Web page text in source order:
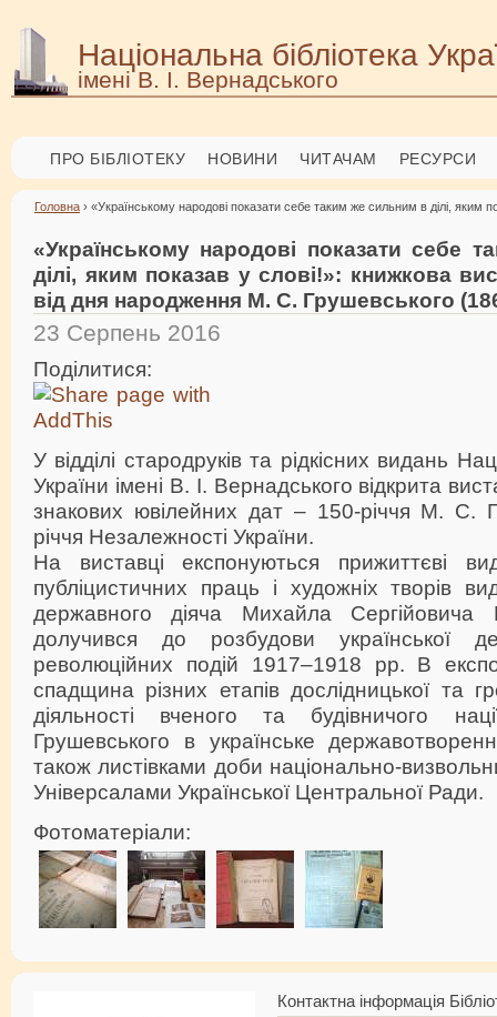
Національна бібліотека
імені В. І. Вернадського
ПРО БІБЛІОТЕКУ НОВИНИ ЧИТАЧАМ РЕСУРСИ
Головна › «Українському народові показати себе таким же сильним в ділі,
«Українському народові показати себе
ділі, яким показав у слові!»: книжкова
від дня народження М. С. Грушевського
23 Серпень 2016
Поділитися:
У відділі стародруків та рідкісних видань
України імені В. І. Вернадського відкрита
знакових ювілейних дат – 150-річчя М. С.
річчя Незалежності України.
На виставці експонуються прижиттєві
публіцистичних праць і художніх творів
державного діяча Михайла Сергійовича
долучився до розбудови української
революційних подій 1917–1918 рр. В
спадщина різних етапів дослідницької та
діяльності вченого та будівничого
Грушевського в українське
також листівками доби національно-
Універсалами Української Центральної Ради.
Фотоматеріали:
Контактна інформація